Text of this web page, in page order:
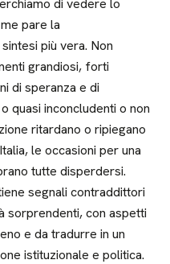
di vedere lo
pare la
più vera. Non
grandiosi, forti
di speranza e di
quasi inconcludenti o non
ritardano o ripiegano
le occasioni per una
tutte disperdersi.
segnali contraddittori
sorprendenti, con aspetti
e da tradurre in un
istituzionale e politica.